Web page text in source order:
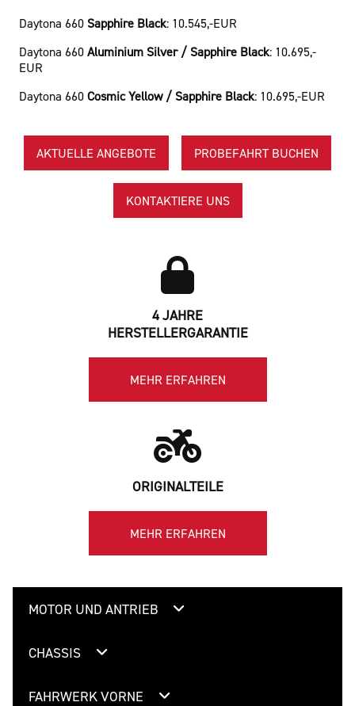
Daytona 660 Sapphire Black: 10.545,-EUR
Daytona 660 Aluminium Silver / Sapphire Black: 10.695,-
EUR
Daytona 660 Cosmic Yellow / Sapphire Black: 10.695,-EUR
PROBEFAHRT BUCHEN
AKTUELLE ANGEBOTE
KONTAKTIERE UNS
4 JAHRE
HERSTELLERGARANTIE
MEHR ERFAHREN
ORIGINALTEILE
MEHR ERFAHREN
MOTOR UND ANTRIEB
CHASSIS
FAHRWERK VORNE